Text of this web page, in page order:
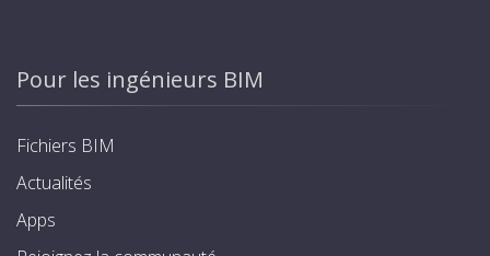
Pour les ingénieurs BIM
Fichiers BIM
Actualités
Apps